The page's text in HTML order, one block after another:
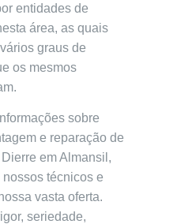
entidades de
área, as quais
graus de
os mesmos
sobre
e reparação de
em Almansil,
técnicos e
vasta oferta.
seriedade,